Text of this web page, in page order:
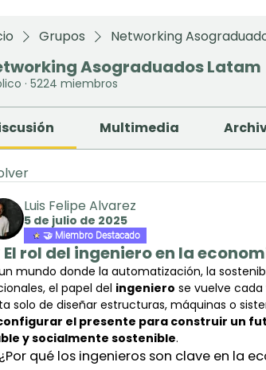
Grupos Networking
Asograduados Latam
· 5224 miembros
Multimedia
Luis Felipe Alvarez
5 de julio de 2025
🤝 Miembro Destacado
rol del ingeniero en la
mundo donde la automatización, la
el papel del ingeniero se vuelve
el presente para construir un
y socialmente sostenible.
qué los ingenieros son clave en la